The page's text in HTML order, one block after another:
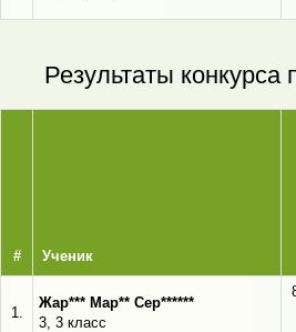
Результаты конкурса
# Ученик
1.
Жар*** Мар** Сер******
3, 3 класс